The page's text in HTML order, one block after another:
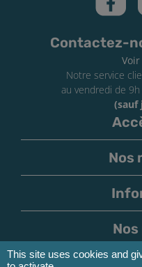
Contactez-
Notre service
au vendredi de
(sauf
Nos
This site uses cookies and